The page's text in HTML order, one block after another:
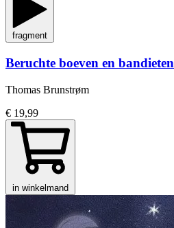
fragment
Beruchte boeven en bandieten
Thomas Brunstrøm
€ 19,99
in winkelmand